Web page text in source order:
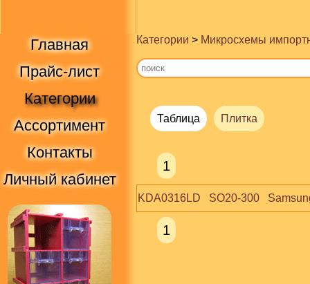
Главная
Прайс-лист
Категории
Ассортимент
Контакты
Личный кабинет
Категории > Микросхемы
Таблица Плитка
1
KDA0316LD   SO20-300
1